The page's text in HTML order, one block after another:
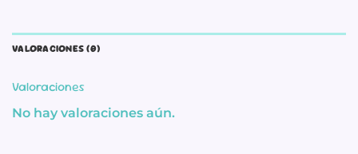
VALORACIONES (0)
Valoraciones
No hay valoraciones aún.